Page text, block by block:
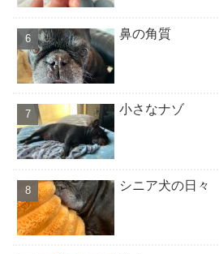
鼻の角質
小さなナゾ
シニア犬の日々